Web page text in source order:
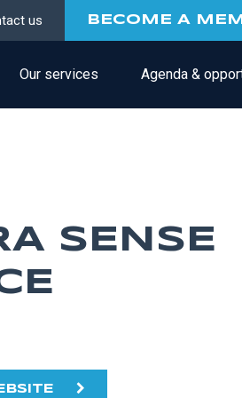
us BECOME A
Our services Agenda &
SENSE